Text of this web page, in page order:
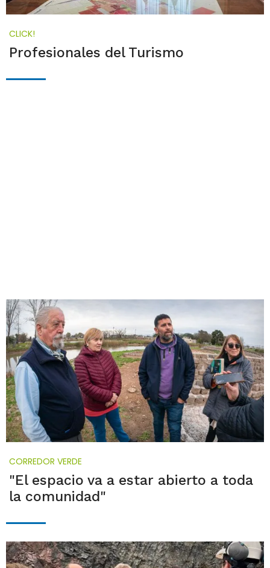
CLICK!
Profesionales del Turismo
CORREDOR VERDE
"El espacio va a estar abierto a toda
la comunidad"